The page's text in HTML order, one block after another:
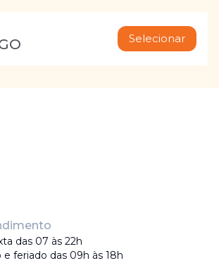
Selecionar
das 07 às 22h
feriado das 09h às 18h